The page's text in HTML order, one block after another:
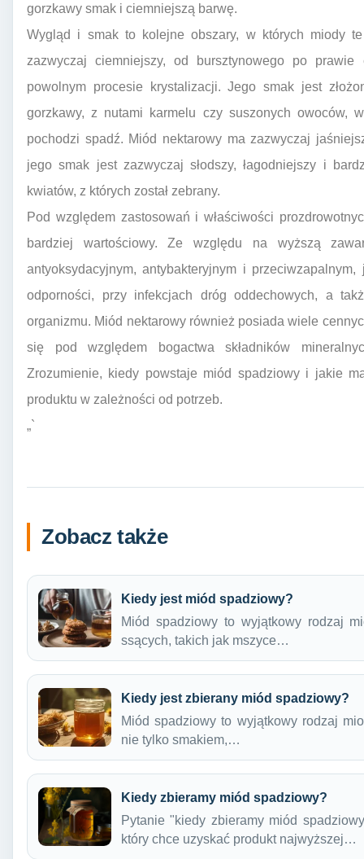
gorzkawy smak i ciemniejszą barwę.
Wygląd i smak to kolejne obszary, w których miody
zazwyczaj ciemniejszy, od bursztynowego po
powolnym procesie krystalizacji. Jego smak jest
gorzkawy, z nutami karmelu czy suszonych owoców,
pochodzi spadź. Miód nektarowy ma zazwyczaj
jego smak jest zazwyczaj słodszy, łagodniejszy i
kwiatów, z których został zebrany.
Pod względem zastosowań i właściwości
bardziej wartościowy. Ze względu na wyższą
antyoksydacyjnym, antybakteryjnym i
odporności, przy infekcjach dróg oddechowych, a
organizmu. Miód nektarowy również posiada wiele
się pod względem bogactwa składników
Zrozumienie, kiedy powstaje miód spadziowy i jakie
produktu w zależności od potrzeb.
„`
Zobacz także
Kiedy jest miód spadziowy?
Miód spadziowy to wyjątkowy rodzaj
ssących, takich jak mszyce…
Kiedy jest zbierany miód spadziowy?
Miód spadziowy to wyjątkowy rodzaj
nie tylko smakiem,…
Kiedy zbieramy miód spadziowy?
Pytanie "kiedy zbieramy miód
który chce uzyskać produkt najwyższej…